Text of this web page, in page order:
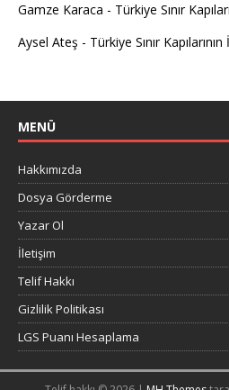
Gamze Karaca - Türkiye Sınır
Aysel Ateş - Türkiye Sınır
MENÜ
Hakkımızda
Dosya Görderme
Yazar Ol
İletişim
Telif Hakkı
Gizlilik Politikası
LGS Puanı Hesaplama